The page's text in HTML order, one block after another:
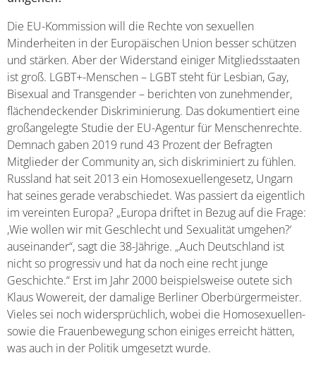
Die EU-Kommission will die Rechte von sexuellen
Minderheiten in der Europäischen Union besser schützen
und stärken. Aber der Widerstand einiger Mitgliedsstaaten
ist groß. LGBT+-Menschen – LGBT steht für Lesbian, Gay,
Bisexual and Transgender – berichten von zunehmender,
flächendeckender Diskriminierung. Das dokumentiert eine
großangelegte Studie der EU-Agentur für Menschenrechte.
Demnach gaben 2019 rund 43 Prozent der Befragten
Mitglieder der Community an, sich diskriminiert zu fühlen.
Russland hat seit 2013 ein Homosexuellengesetz, Ungarn
hat seines gerade verabschiedet. Was passiert da eigentlich
im vereinten Europa? „Europa driftet in Bezug auf die Frage:
,Wie wollen wir mit Geschlecht und Sexualität umgehen?‘
auseinander“, sagt die 38-Jährige. „Auch Deutschland ist
nicht so progressiv und hat da noch eine recht junge
Geschichte.“ Erst im Jahr 2000 beispielsweise outete sich
Klaus Wowereit, der damalige Berliner Oberbürgermeister.
Vieles sei noch widersprüchlich, wobei die Homosexuellen-
sowie die Frauenbewegung schon einiges erreicht hätten,
was auch in der Politik umgesetzt wurde.